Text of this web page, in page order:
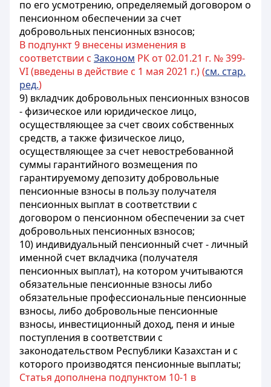
по его усмотрению, определяемый договором о
пенсионном обеспечении за счет
добровольных пенсионных взносов;
В подпункт 9 внесены изменения в
соответствии с Законом РК от 02.01.21 г. № 399-
VI (введены в действие с 1 мая 2021 г.) (см. стар.
ред.)
9) вкладчик добровольных пенсионных взносов
- физическое или юридическое лицо,
осуществляющее за счет своих собственных
средств, а также физическое лицо,
осуществляющее за счет невостребованной
суммы гарантийного возмещения по
гарантируемому депозитудобровольные
пенсионные взносы в пользу получателя
пенсионных выплат в соответствии с
договором о пенсионном обеспечении за счет
добровольных пенсионных взносов;
10) индивидуальный пенсионный счет - личный
именной счет вкладчика (получателя
пенсионных выплат), на котором учитываются
обязательные пенсионные взносы либо
обязательные профессиональные пенсионные
взносы, либо добровольные пенсионные
взносы, инвестиционный доход, пеня и иные
поступления в соответствии с
законодательством Республики Казахстан и с
которого производятся пенсионные выплаты;
Статья дополнена подпунктом 10-1 в